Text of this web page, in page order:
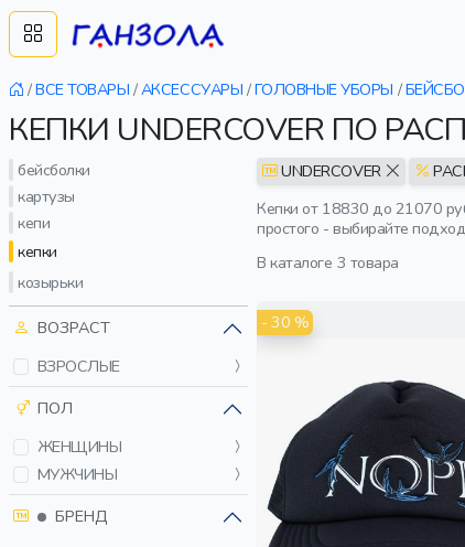
/ВСЕ ТОВАРЫ /АКСЕССУАРЫ /ГОЛОВНЫЕ УБОРЫ /
КЕПКИ UNDERCOVER ПО
бейсболки
картузы
кепи
кепки
козырьки
ВОЗРАСТ
ВЗРОСЛЫЕ
ПОЛ
ЖЕНЩИНЫ
МУЖЧИНЫ
БРЕНД
UNDERCOVER
Кепки от 18830 до 21070
простого - выбирайте
В каталоге 3 товара
- 30 %